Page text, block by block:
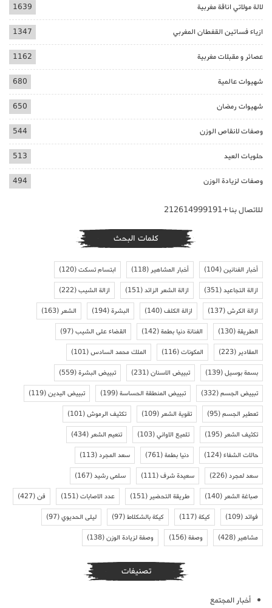
لالة مولاتي اناقة مغربية 1639
ازياء فساتين القفطان المغربي 1347
عصائر و مقبلات مغربية 1162
شهيوات عالمية 680
شهيوات رمضان 650
وصفات لانقاص الوزن 544
حلويات العيد 513
وصفات لزيادة الوزن 494
للاتصال بنا+212614999191
كلمات البحث
أخبار الفنانين(104) أخبار المشاهير(118) ابتسام تسكت(120)
ازالة التجاعيد(351) ازالة الشعر الزائد(151) ازالة الشيب(222)
ازالة الكرش(137) ازالة الكلف(140) البشرة(194) الشعر(163)
الطريقة(130) الفنانة دنيا بطمة(142) القضاء على الشيب(97)
المقادير(223) المكونات(116) الملك محمد السادس(101)
بسمة بوسيل(139) تبييض الاسنان(231) تبييض البشرة(559)
تبييض الجسم(332) تبييض المنطقة الحساسة(199) تبييض اليدين(119)
تعطير الجسم(95) تقوية الشعر(109) تكثيف الرموش(101)
تكثيف الشعر(195) تلميع الاواني(103) تنعيم الشعر(434)
حالات الشفاء(124) دنيا بطمة(761) سعد المجرد(113)
سعد لمجرد(226) سعيدة شرف(111) سلمى رشيد(167)
صباغة الشعر(140) طريقة التحضير(151) عدد الاصابات(151) فن(427)
فوائد(109) كيكة(117) كيكة بالشكلاط(97) ليلى الحديوي(97)
مشاهير(428) وصفة(156) وصفة لزيادة الوزن(138)
تصنيفات
أخبار المجتمع